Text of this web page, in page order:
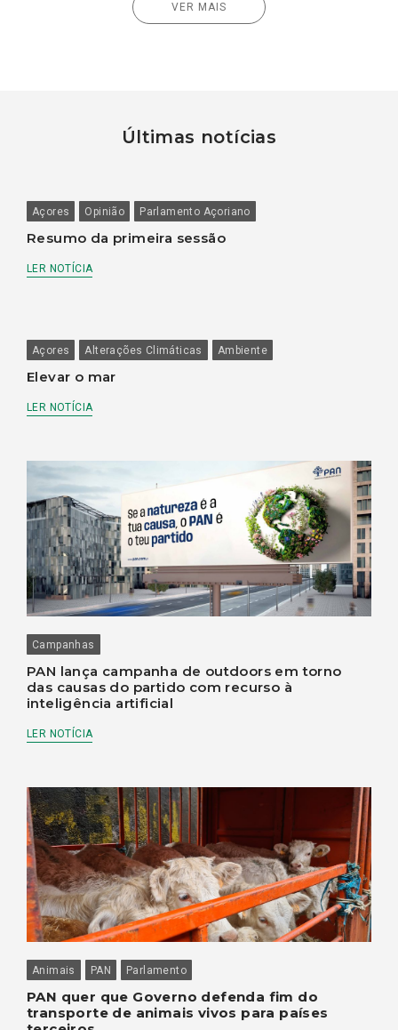
VER MAIS
Últimas notícias
Açores Opinião Parlamento Açoriano
Resumo da primeira sessão
LER NOTÍCIA
Açores Alterações Climáticas Ambiente
Elevar o mar
LER NOTÍCIA
Campanhas
PAN lança campanha de outdoors em torno
das causas do partido com recurso à
inteligência artificial
LER NOTÍCIA
Animais PAN Parlamento
PAN quer que Governo defenda fim do
transporte de animais vivos para países